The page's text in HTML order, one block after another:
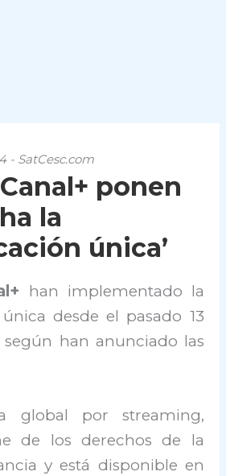
- SatCesc.com
ponen
la
única’
han implementado la
desde el pasado 13
han anunciado las
global por streaming,
de los derechos de la
y está disponible en